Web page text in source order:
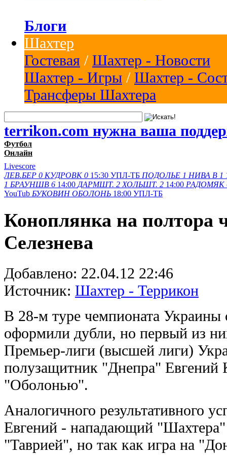
Блоги
Шахтер
Гостевая / Шахтер - Новости
Шахтер - Игры / Шахтер -
Трансферы Шахтера
terrikon.com нужна ваша
Футбол
Онлайн
Livescore
ЛЕВ.БЕР 0 КУДРОВК 0 15:30 УПЛ-ТБ ПОДОЛЬЕ 1 НИВА В 1
1 БРАУНШВ 6 14:00 ДАРМШТ. 2 ХОЛЬШТ. 2 14:00 РАДОМЯК
YouTub БУКОВИН ОБОЛОНЬ 18:00 УПЛ-ТБ
Коноплянка на полтора
Селезнева
Добавлено: 22.04.12 22:46
Источник: Шахтер - Террикон
В 28-м туре чемпионата Украины
оформили дубли, но первый из
Премьер-лиги (высшей лиги)
полузащитник "Днепра" Евгений
"Оболонью".
Аналогичного результативного
Евгений - нападающий "Шахтера"
"Таврией", но так как игра на